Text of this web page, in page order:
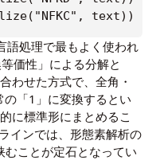
語処理で最もよく使われ
価性」による分解と
わせた方式で、全角・
「1」に変換するとい
に標準形にまとめるこ
インでは、形態素解析の
むことが定石となってい